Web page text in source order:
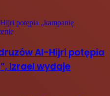
potępia „kampanię
Al-Hijri potępia
Izrael wydaje